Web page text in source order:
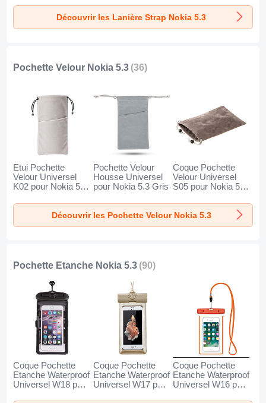
Noir
Découvrir les Lanière Strap Nokia 5.3
Pochette Velour Nokia 5.3 (36)
Etui Pochette
Velour Universel
K02 pour Nokia 5.3
Pochette Velour
Housse Universel
pour Nokia 5.3 Gris
Coque Pochette
Velour Universel
S05 pour Nokia 5.3
Découvrir les Pochette Velour Nokia 5.3
Pochette Etanche Nokia 5.3 (90)
Coque Pochette
Etanche Waterproof
Universel W18 pour
Coque Pochette
Etanche Waterproof
Universel W17 pour
Coque Pochette
Etanche Waterproof
Universel W16 pour